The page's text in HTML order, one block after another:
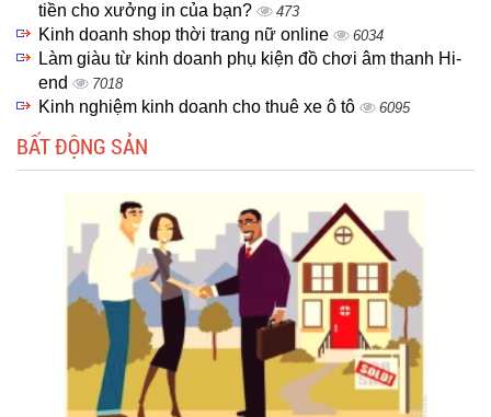
tiền cho xưởng in của bạn?
473
Kinh doanh shop thời trang nữ online 6034
Làm giàu từ kinh doanh phụ kiện đồ chơi âm thanh Hi-
end
7018
Kinh nghiệm kinh doanh cho thuê xe ô tô 6095
BẤT ĐỘNG SẢN